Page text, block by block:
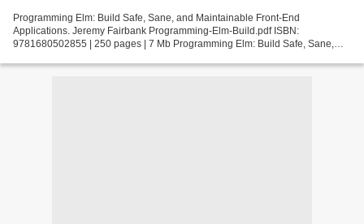
Programming Elm: Build Safe, Sane, and Maintainable Front-End
Applications. Jeremy Fairbank Programming-Elm-Build.pdf ISBN:
9781680502855 | 250 pages | 7 Mb Programming Elm: Build Safe, Sane,